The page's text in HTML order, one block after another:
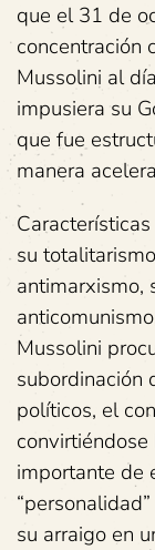
que el 31 de
concentración
Mussolini al
impusiera su
que fue
manera
su
antimarxismo,
Mussolini
subordinación
políticos, el
importante de
su arraigo en